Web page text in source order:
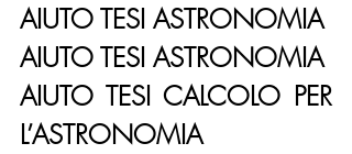
AIUTO TESI ASTRONOMIA
AIUTO TESI ASTRONOMIA
AIUTO TESI CALCOLO PER
L’ASTRONOMIA